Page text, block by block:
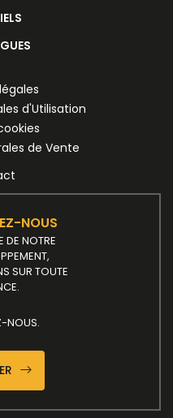
d'Utilisation
de Vente
NOUS
DE NOTRE
SUR TOUTE
NOUS.